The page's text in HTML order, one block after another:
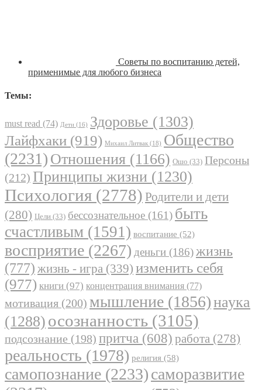
Советы по воспитанию детей,
применимые для любого бизнеса
Темы:
must read (74) Дети (16) Здоровье (1303)
Лайфхаки (919) Михаил Литвак (18) Общество
(2231) Отношения (1166) Ошо (33) Персоны
(212) Принципы жизни (1230)
Психология (2778) Родители и дети
(280) Цели (33) бессознательное (161) быть
счастливым (1591) воспитание (52)
восприятие (2267) деньги (186)жизнь
(777) жизнь - игра (339) изменить себя
(977) книги (97) концентрация внимания (77)
мотивация (200) мышление (1856)наука
(1288) осознанность (3105)
подсознание (198) притча (608) работа (278)
реальность (1978) религия (58)
самопознание (2233)саморазвитие